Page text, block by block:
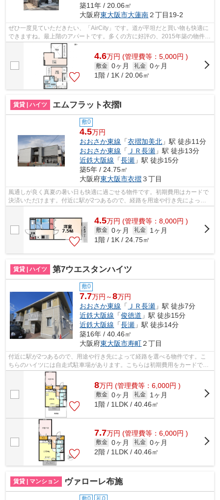
築11年 / 20.06㎡
大阪府東大阪市大蓮南２丁目19-2
ぜひ一度見ていただきたい、「AirCity」です。道が平坦だと買い物も快適に
できますね。最上階のアパートです。多くの方に好評の、2015年築の物件と
なっております。より多くの不動産情...
4.6万円 (管理費等：5,000円 )
敷金 0ヶ月 礼金 0ヶ月
1階 / 1K / 20.06㎡
賃貸 | ハイツ エムフラット衣摺I
敷0
4.5万円
おおさか東線 「衣摺加美北 」駅 徒歩11分
おおさか東線 「 ＪＲ長瀬 」駅 徒歩13分
近鉄大阪線 「長瀬 」駅 徒歩15分
築5年 / 24.75㎡
大阪府東大阪市衣摺３丁目
風通しが良く真夏の暑い日も快適に過ごせる物件です。初期費用はカードで
決済いただけます。付近に駅が2つあるので、経路を用途や行き先によって
4.5万円 (管理費等：8,000円 )
敷金 0ヶ月 礼金
1ヶ月
1階 / 1K / 24.75㎡
賃貸 | ハイツ 第7ウエスタンハイツ
敷0
7.7万円～8万円
おおさか東線 「 ＪＲ長瀬 」駅 徒歩7分
近鉄大阪線 「俊徳道 」駅 徒歩15分
近鉄大阪線 「長瀬 」駅 徒歩14分
築16年 / 40.46㎡
大阪府東大阪市寿町２丁目
付近に駅が2つあるので、用途や行き先によって経路を選べる物件です。こ
ちらのハイツには自走式駐車場があります。こちらは初期費用をカードでお
支払いいただける物件です。敷地内にゴ...
8万円 (管理費等：6,000円 )
敷金 0ヶ月 礼金
1ヶ月
1階 / 1LDK / 40.46㎡
7.7万円 (管理費等：6,000円 )
敷金 0ヶ月 礼金 0ヶ月
2階 / 1LDK / 40.46㎡
賃貸 | マンション ヴァローレ布施
敷0 礼0